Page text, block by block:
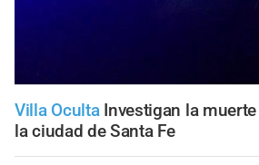
Villa Oculta Investigan la
la ciudad de Santa Fe